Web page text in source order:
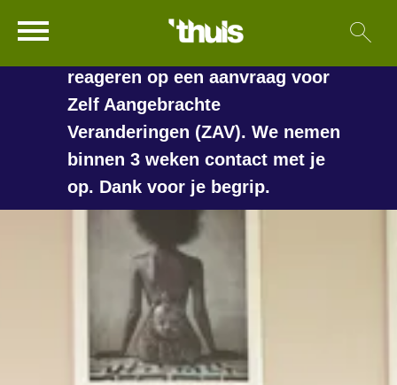
Naar hoofdinhoud
Naar hoofdnavigatiemenu
Naar zoeken
Naar de homepage
Ga naar Hoofd
langer duren voordat we
reageren op een aanvraag voor
Zelf Aangebrachte
Veranderingen (ZAV). We nemen
binnen 3 weken contact met je
op. Dank voor je begrip.